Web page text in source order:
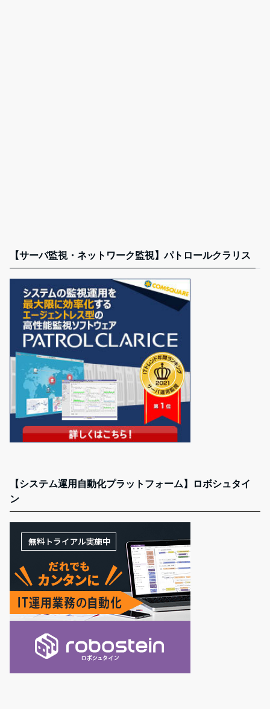
【サーバ監視・ネットワーク監視】パトロールクラリス
【システム運用自動化プラットフォーム】ロボシュタイ
ン